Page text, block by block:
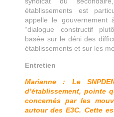
établissements est
appelle le gouvernement
“dialogue constructif
basée sur le déni des
établissements et sur les
Entretien
Marianne : Le
d’établissement, pointe
concernés par les
autour des E3C. Cette